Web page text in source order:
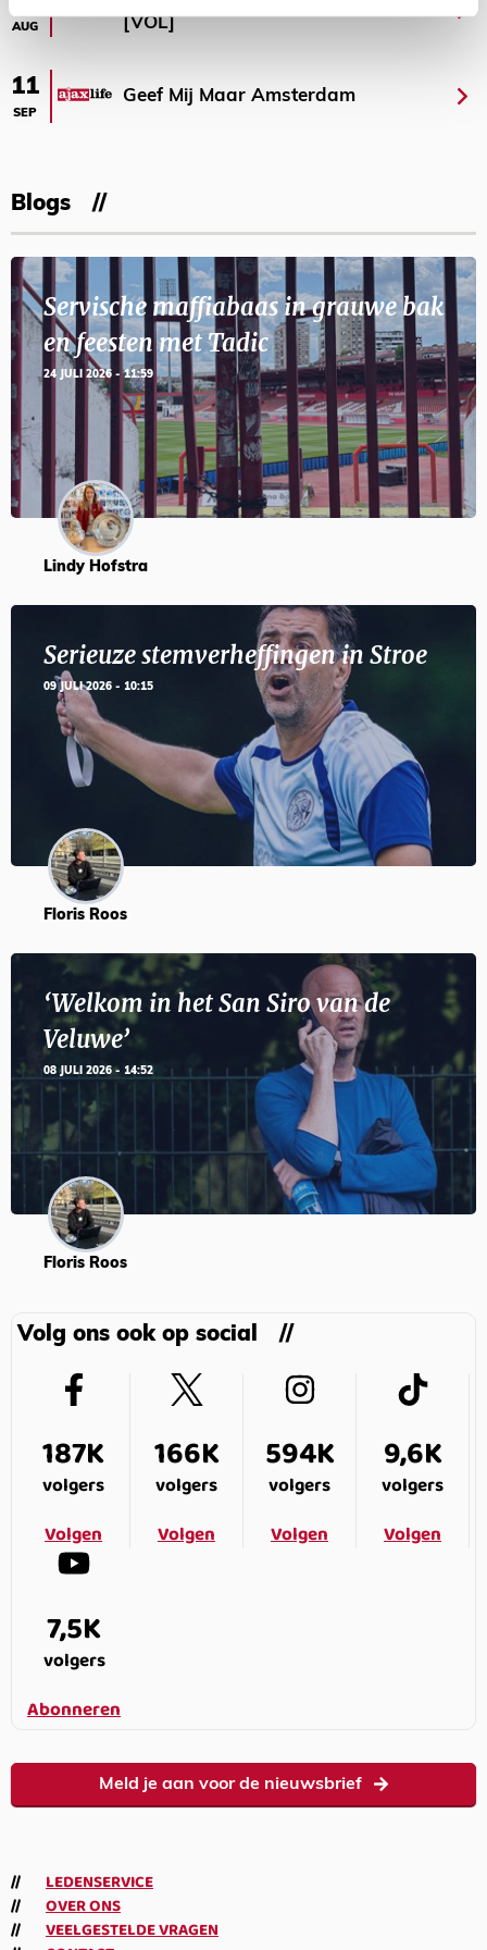
AUG
[VOL]
11
SEP
Geef Mij Maar Amsterdam
Blogs
Servische maffiabaas in grauwe bak
en feesten met Tadic
24 JULI 2026 - 11:59
Lindy Hofstra
Serieuze stemverheffingen in Stroe
09 JULI 2026 - 10:15
Floris Roos
‘Welkom in het San Siro van de
Veluwe’
08 JULI 2026 - 14:52
Floris Roos
Volg ons ook op social
187K
volgers
Volgen
166K
volgers
Volgen
594K
volgers
Volgen
9,6K
volgers
Volgen
7,5K
volgers
Abonneren
Meld je aan voor de nieuwsbrief
LEDENSERVICE
OVER ONS
VEELGESTELDE VRAGEN